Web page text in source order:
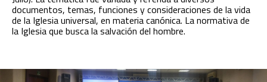
documentos, temas, funciones y consideraciones de la vida
de la Iglesia universal, en materia canónica. La normativa de
la Iglesia que busca la salvación del hombre.